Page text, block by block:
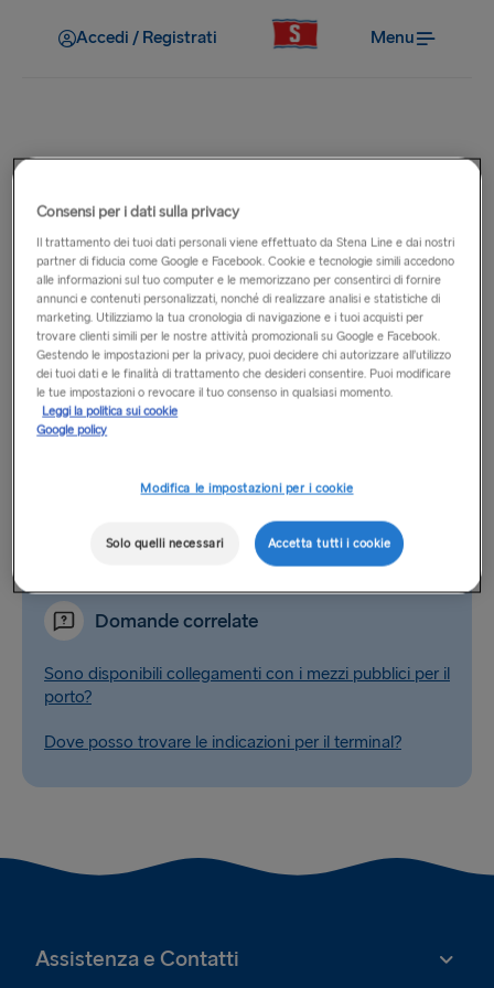
Accedi / Registrati Menu
Sono presenti strade a
pedaggio di cui venire a
conoscenza vicino ai porti?
La presenza di strade a pedaggio vicine al porto varia in
base al Paese. In alcuni Paesi sono presenti strade a
pedaggio e percorsi alternativi non a pedaggio. È preferibile
pianificare il tuo itinerario prima della partenza per trovare
Bing Maps,RAC,The AAoViaMichelin
possono fornire queste informazioni.
Domande correlate
Sono disponibili collegamenti con i mezzi pubblici per il
porto?
Dove posso trovare le indicazioni per il terminal?
Assistenza e Contatti
Consensi per i dati sulla privacy
Il trattamento dei tuoi dati personali viene effettuato da Stena Line e dai nostri
partner di fiducia come Google e Facebook. Cookie e tecnologie simili accedono
alle informazioni sul tuo computer e le memorizzano per consentirci di fornire
annunci e contenuti personalizzati, nonché di realizzare analisi e statistiche di
marketing. Utilizziamo la tua cronologia di navigazione e i tuoi acquisti per
trovare clienti simili per le nostre attività promozionali su Google e Facebook.
Gestendo le impostazioni per la privacy, puoi decidere chi autorizzare all’utilizzo
dei tuoi dati e le finalità di trattamento che desideri consentire. Puoi modificare
le tue impostazioni o revocare il tuo consenso in qualsiasi momento.
Leggi la politica sui cookie
Google policy
Modifica le impostazioni per i cookie
Solo quelli necessari Accetta tutti i cookie